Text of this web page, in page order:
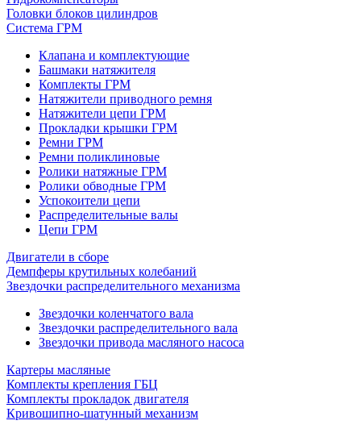
Головки блоков цилиндров
Система ГРМ
Клапана и комплектующие
Башмаки натяжителя
Комплекты ГРМ
Натяжители приводного ремня
Натяжители цепи ГРМ
Прокладки крышки ГРМ
Ремни ГРМ
Ремни поликлиновые
Ролики натяжные ГРМ
Ролики обводные ГРМ
Успокоители цепи
Распределительные валы
Цепи ГРМ
Двигатели в сборе
Демпферы крутильных колебаний
Звездочки распределительного механизма
Звездочки коленчатого вала
Звездочки распределительного вала
Звездочки привода масляного насоса
Картеры масляные
Комплекты крепления ГБЦ
Комплекты прокладок двигателя
Кривошипно-шатунный механизм